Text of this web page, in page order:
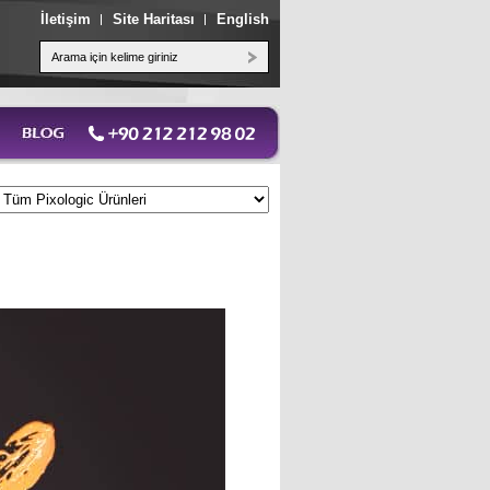
İletişim Site Haritası English